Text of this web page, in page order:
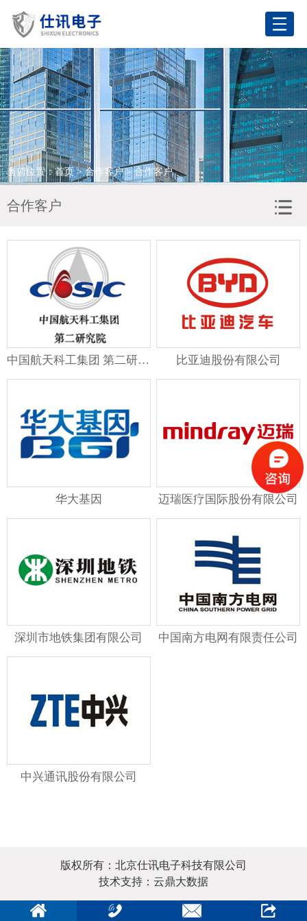
网站首页
关于我们
产品展示
应用领域
当前位置：首页>合作客户> 合作客户
合作客户
中国航天科工集团 第二研究院 比亚迪股份有限公司
华大基因 迈瑞医疗国际股份有限公司
深圳市地铁集团有限公司 中国南方电网有限责任公司
中兴通讯股份有限公司
版权所有：北京仕讯电子科技有限公司
技术支持：云鼎大数据